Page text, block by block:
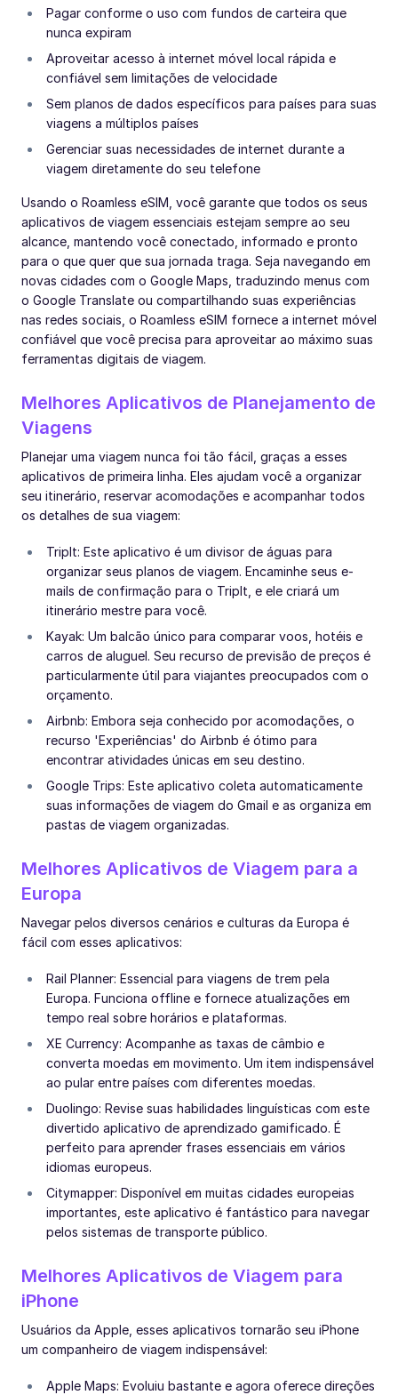
Pagar conforme o uso com fundos de carteira que
nunca expiram
Aproveitar acesso à internet móvel local rápida e
confiável sem limitações de velocidade
Sem planos de dados específicos para países para suas
viagens a múltiplos países
Gerenciar suas necessidades de internet durante a
viagem diretamente do seu telefone
Usando o Roamless eSIM, você garante que todos os seus
aplicativos de viagem essenciais estejam sempre ao seu
alcance, mantendo você conectado, informado e pronto
para o que quer que sua jornada traga. Seja navegando em
novas cidades com o Google Maps, traduzindo menus com
o Google Translate ou compartilhando suas experiências
nas redes sociais, o Roamless eSIM fornece a internet móvel
confiável que você precisa para aproveitar ao máximo suas
ferramentas digitais de viagem.
Melhores Aplicativos de Planejamento de
Viagens
Planejar uma viagem nunca foi tão fácil, graças a esses
aplicativos de primeira linha. Eles ajudam você a organizar
seu itinerário, reservar acomodações e acompanhar todos
os detalhes de sua viagem:
TripIt: Este aplicativo é um divisor de águas para
organizar seus planos de viagem. Encaminhe seus e-
mails de confirmação para o TripIt, e ele criará um
itinerário mestre para você.
Kayak: Um balcão único para comparar voos, hotéis e
carros de aluguel. Seu recurso de previsão de preços é
particularmente útil para viajantes preocupados com o
orçamento.
Airbnb: Embora seja conhecido por acomodações, o
recurso 'Experiências' do Airbnb é ótimo para
encontrar atividades únicas em seu destino.
Google Trips: Este aplicativo coleta automaticamente
suas informações de viagem do Gmail e as organiza em
pastas de viagem organizadas.
Melhores Aplicativos de Viagem para a
Europa
Navegar pelos diversos cenários e culturas da Europa é
fácil com esses aplicativos:
Rail Planner: Essencial para viagens de trem pela
Europa. Funciona offline e fornece atualizações em
tempo real sobre horários e plataformas.
XE Currency: Acompanhe as taxas de câmbio e
converta moedas em movimento. Um item indispensável
ao pular entre países com diferentes moedas.
Duolingo: Revise suas habilidades linguísticas com este
divertido aplicativo de aprendizado gamificado. É
perfeito para aprender frases essenciais em vários
idiomas europeus.
Citymapper: Disponível em muitas cidades europeias
importantes, este aplicativo é fantástico para navegar
pelos sistemas de transporte público.
Melhores Aplicativos de Viagem para
iPhone
Usuários da Apple, esses aplicativos tornarão seu iPhone
um companheiro de viagem indispensável:
Apple Maps: Evoluiu bastante e agora oferece direções